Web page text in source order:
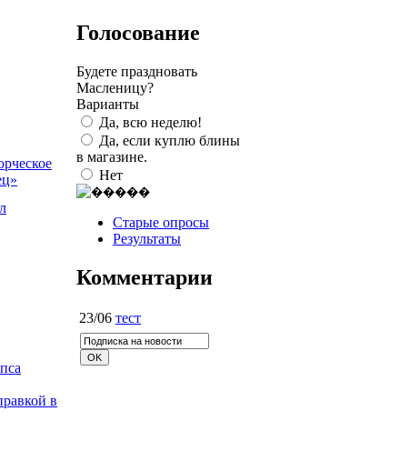
в
Голосование
Будете праздновать
Масленицу?
Варианты
Да, всю неделю!
Да, если куплю блины
в магазине.
Нет
Старые опросы
Результаты
Комментарии
23/06 тест